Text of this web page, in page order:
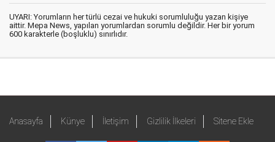
UYARI: Yorumların her türlü cezai ve hukuki sorumluluğu yazan kişiye
aittir. Mepa News, yapılan yorumlardan sorumlu değildir. Her bir yorum
600 karakterle (boşluklu) sınırlıdır.
Anasayfa Künye İletişim Gizlilik İlkeleri Sitene Ekle